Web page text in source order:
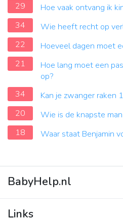
29
Hoe vaak ontvang ik
34
Wie heeft recht op
22
Hoeveel dagen moet
21
Hoe lang moet een
op?
34
Kan je zwanger raken
20
Wie is de knapste
18
Waar staat Benjamin
BabyHelp.nl
Links